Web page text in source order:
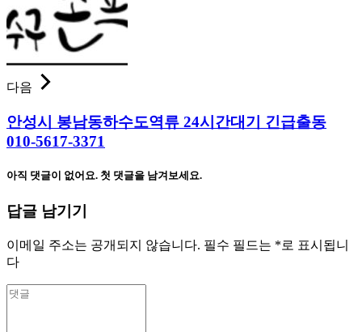
다음
안성시 봉남동하수도역류 24시간대기 긴급출동
010-5617-3371
아직 댓글이 없어요. 첫 댓글을 남겨보세요.
답글 남기기
이메일 주소는 공개되지 않습니다. 필수 필드는 *로 표시됩니
다